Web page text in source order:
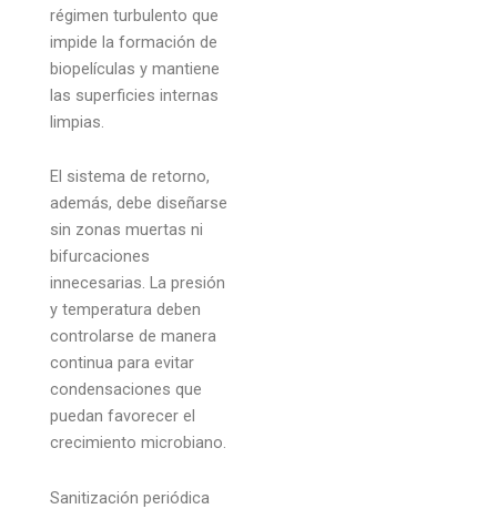
régimen turbulento que
impide la formación de
biopelículas y mantiene
las superficies internas
limpias.
El sistema de retorno,
además, debe diseñarse
sin zonas muertas ni
bifurcaciones
innecesarias. La presión
y temperatura deben
controlarse de manera
continua para evitar
condensaciones que
puedan favorecer el
crecimiento microbiano.
Sanitización periódica